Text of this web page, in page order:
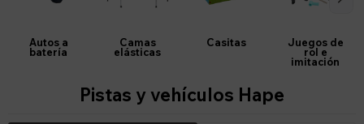
Autos a
batería
Camas
elásticas
Casitas Juegos de
rol e
imitación
Pistas y vehículos Hape